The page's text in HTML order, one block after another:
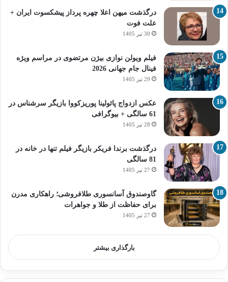
درگذشت میهن اعلا چهره پرداز پیشکسوت ایران +
علت فوت
30 تیر 1405
فیلم ویولن نوازی بیژن مرتضوی در مراسم ویژه
فینال جام جهانی 2026
29 تیر 1405
عکس ازدواج پائولینا پوریزکووا بازیگر سرشناس در
61 سالگی + بیوگرافی
28 تیر 1405
درگذشت برندا فریکر بازیگر فیلم تنها در خانه در
81 سالگی
27 تیر 1405
گاوصندوق آسانسوری طلافروشی؛ راهکاری مدرن
برای حفاظت از طلا و جواهرات
27 تیر 1405
بارگذاری بیشتر